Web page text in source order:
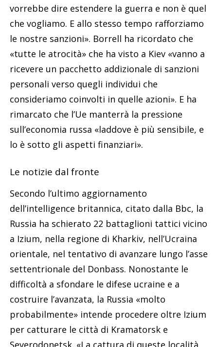
vorrebbe dire estendere la guerra e non è quel
che vogliamo. E allo stesso tempo rafforziamo
le nostre sanzioni». Borrell ha ricordato che
«tutte le atrocità» che ha visto a Kiev «vanno a
ricevere un pacchetto addizionale di sanzioni
personali verso quegli individui che
consideriamo coinvolti in quelle azioni». E ha
rimarcato che l’Ue manterrà la pressione
sull’economia russa «laddove è più sensibile, e
lo è sotto gli aspetti finanziari».
Le notizie dal fronte
Secondo l’ultimo aggiornamento
dell’intelligence britannica, citato dalla Bbc, la
Russia ha schierato 22 battaglioni tattici vicino
a Izium, nella regione di Kharkiv, nell’Ucraina
orientale, nel tentativo di avanzare lungo l’asse
settentrionale del Donbass. Nonostante le
difficoltà a sfondare le difese ucraine e a
costruire l’avanzata, la Russia «molto
probabilmente» intende procedere oltre Izium
per catturare le città di Kramatorsk e
Severodonetsk. «La cattura di queste località